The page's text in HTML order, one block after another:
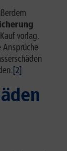
vorlag,
Ansprüche
[2]